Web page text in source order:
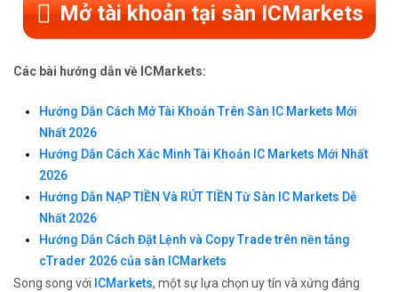
Mở tài khoản tại sàn ICMarkets
Các bài hướng dẫn về ICMarkets:
Hướng Dẫn Cách Mở Tài Khoản Trên Sàn IC Markets Mới
Nhất 2026
Hướng Dẫn Cách Xác Minh Tài Khoản IC Markets Mới Nhất
2026
Hướng Dẫn NẠP TIỀN Và RÚT TIỀN Từ Sàn IC Markets Dễ
Nhất 2026
Hướng Dẫn Cách Đặt Lệnh và Copy Trade trên nền tảng
cTrader 2026 của sàn ICMarkets
Song song với ICMarkets, một sự lựa chọn uy tín và xứng đáng